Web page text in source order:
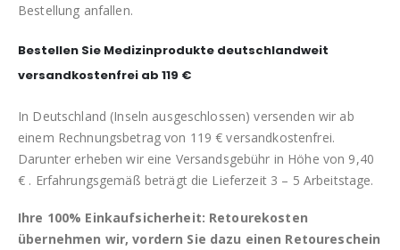
Bestellung anfallen.
Bestellen Sie Medizinprodukte deutschlandweit
versandkostenfrei ab 119 €
In Deutschland (Inseln ausgeschlossen) versenden wir ab
einem Rechnungsbetrag von 119 € versandkostenfrei.
Darunter erheben wir eine Versandsgebühr in Höhe von 9,40
€ . Erfahrungsgemäß beträgt die Lieferzeit 3 – 5 Arbeitstage.
Ihre 100% Einkaufsicherheit: Retourekosten
übernehmen wir, vordern Sie dazu einen Retoureschein